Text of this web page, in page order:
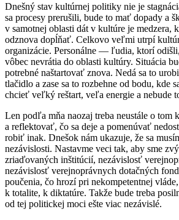
Dnešný stav kultúrnej politiky nie je
sa procesy prerušili, bude to mať dopady a
v samotnej oblasti dát v kultúre je medzera,
odznova dopĺňať. Celkovo veľmi utrpí
organizácie. Personálne — ľudia, ktorí
vôbec nevrátia do oblasti kultúry. Situácia
potrebné naštartovať znova. Nedá sa to
tlačidlo a zase sa to rozbehne od bodu, kde
chcieť veľký reštart, veľa energie a nebude
Len podľa mňa naozaj treba neustále o tom
a reflektovať, čo sa deje a pomenúvať
robiť inak. Dnešok nám ukazuje, že sa
nezávislosti. Nastavme veci tak, aby sme
zriaďovaných inštitúcií, nezávislosť
nezávislosť verejnoprávnych dotačných
poučenia, čo hrozí pri nekompetentnej
k totalite, k diktatúre. Takže bude treba
od tej politickej moci ešte viac nezávislé.